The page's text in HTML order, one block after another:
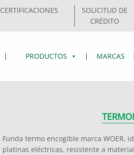
CERTIFICACIONES
SOLICITUD DE
CRÉDITO
PRODUCTOS MARCAS
Funda termo encogible marca WOER,
platinas eléctricas, resistente a